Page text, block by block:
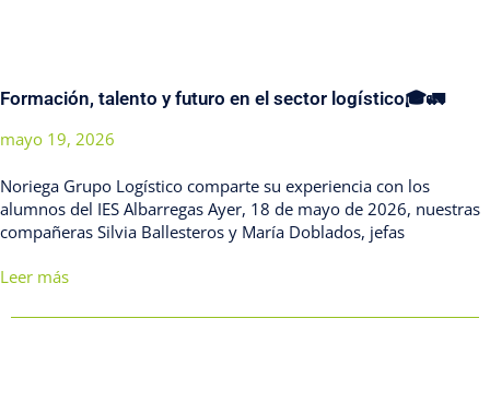
Formación, talento y futuro en el sector logístico🎓🚛
mayo 19, 2026
Noriega Grupo Logístico comparte su experiencia con los
alumnos del IES Albarregas Ayer, 18 de mayo de 2026, nuestras
compañeras Silvia Ballesteros y María Doblados, jefas
Leer más